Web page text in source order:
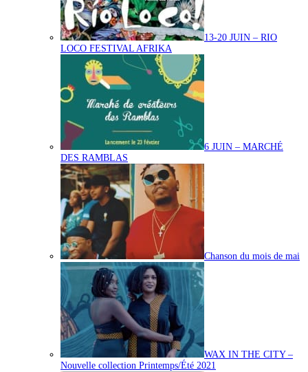
13-20 JUIN – RIO
LOCO FESTIVAL AFRIKA
6 JUIN – MARCHÉ
DES RAMBLAS
Chanson du mois de mai
WAX IN THE CITY –
Nouvelle collection Printemps/Été 2021